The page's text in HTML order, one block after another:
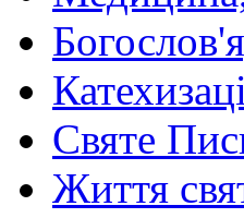
Святе
Життя